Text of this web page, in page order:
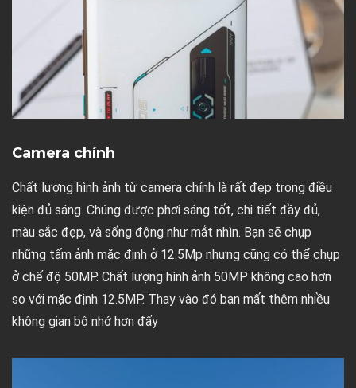
Camera chính
Chất lượng hình ảnh từ camera chính là rất đẹp trong điều
kiện đủ sáng. Chúng được phơi sáng tốt, chi tiết đầy đủ,
màu sắc đẹp, và sống động như mắt nhìn. Bạn sẽ chụp
những tấm ảnh mặc định ở 12.5Mp nhưng cũng có thể chụp
ở chế độ 50MP. Chất lượng hình ảnh 50MP không cao hơn
so với mặc định 12.5MP. Thay vào đó bạn mất thêm nhiều
không gian bộ nhớ hơn đấy